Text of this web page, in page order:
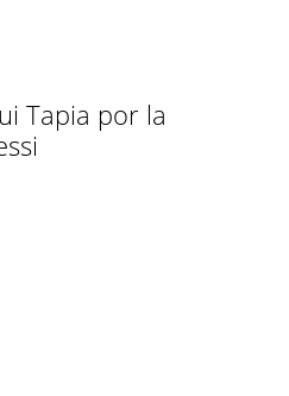
Tapia por la